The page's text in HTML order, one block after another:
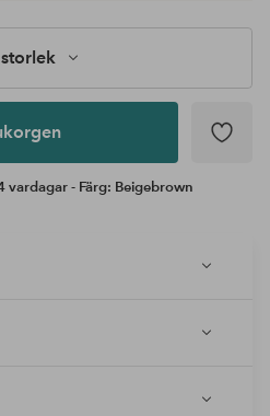
vardagar - Färg: Beigebrown